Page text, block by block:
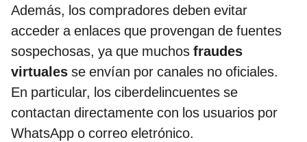
Además, los compradores deben evitar
acceder a enlaces que provengan de fuentes
sospechosas, ya que muchos fraudes
virtuales se envían por canales no oficiales.
En particular, los ciberdelincuentes se
contactan directamente con los usuarios por
WhatsApp o correo eletrónico.